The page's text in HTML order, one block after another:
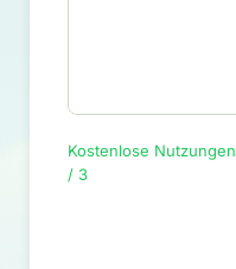
Kostenlose
/ 3